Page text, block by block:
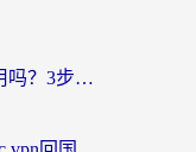
海外党必看：云极和biubiu好用吗？3步选对回国加速器，无缝刷国内剧玩手游